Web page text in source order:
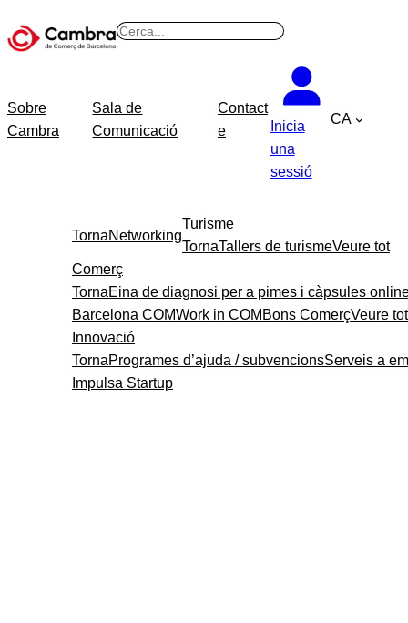
B
Sobre
Cambra
Sala de
Comunicació
Contact
e
Inicia
una
sessió
CA
TornaNetworking
Turisme
TornaTallers de turismeVeure tot
Comerç
TornaEina de diagnosi per a pimes i càpsules
Barcelona COMWork in COM Bons ComerçVeure tot
Innovació
TornaProgrames d’ajuda / subvencionsServeis a
Impulsa Startup